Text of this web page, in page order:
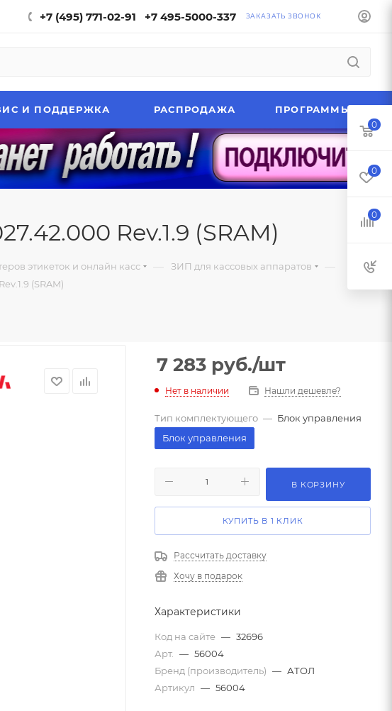
+7 (495) 771-02-91 +7 495-5000-337 ЗАКАЗАТЬ ЗВОНОК
И ПОДДЕРЖКА РАСПРОДАЖА ПРОГРАММЫ
Rev.1.9 (SRAM)
этикеток и онлайн касс — ЗИП для кассовых аппаратов —
(SRAM)
7 283 руб./шт
Нет в наличии Нашли дешевле?
Тип комплектующего — Блок управления
Блок управления
В КОРЗИНУ
КУПИТЬ В 1 КЛИК
Рассчитать доставку
Хочу в подарок
Характеристики
Код на сайте — 32696
Арт.
— 56004
Бренд (производитель) — АТОЛ
Артикул — 56004
0
0
0